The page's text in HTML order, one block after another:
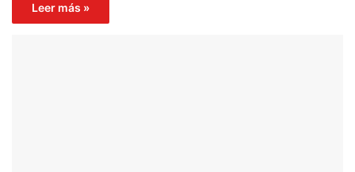
Leer más »